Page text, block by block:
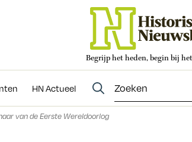
Begrijp het heden, begin bij
HN Actueel
Evenementen
van de Eerste Wereldoorlog